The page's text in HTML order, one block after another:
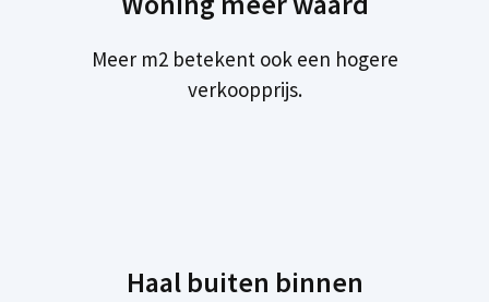
Meer m2 betekent ook een hogere
verkoopprijs.
Haal buiten binnen